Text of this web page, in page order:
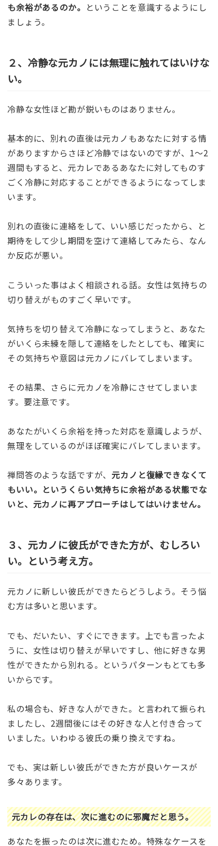
も余裕があるのか。 ということを意識するようにし
ましょう。
２、冷静な元カノには無理に触れてはいけな
い。
冷静な女性ほど勘が鋭いものはありません。
基本的に、別れの直後は元カノもあなたに対する情
がありますからさほど冷静ではないのですが、1〜2
週間もすると、元カレであるあなたに対してものす
ごく冷静に対応することができるようになってしま
います。
別れの直後に連絡をして、いい感じだったから、と
期待をして少し期間を空けて連絡してみたら、なん
か反応が悪い。
こういった事はよく相談される話。女性は気持ちの
切り替えがものすごく早いです。
気持ちを切り替えて冷静になってしまうと、あなた
がいくら未練を隠して連絡をしたとしても、確実に
その気持ちや意図は元カノにバレてしまいます。
その結果、さらに元カノを冷静にさせてしまいま
す。要注意です。
あなたがいくら余裕を持った対応を意識しようが、
無理をしているのがほぼ確実にバレてしまいます。
禅問答のような話ですが、 元カノと復縁できなくて
もいい。というくらい気持ちに余裕がある状態でな
いと、元カノに再アプローチはしてはいけません。
３、元カノに彼氏ができた方が、むしろい
い。という考え方。
元カノに新しい彼氏ができたらどうしよう。そう悩
む方は多いと思います。
でも、だいたい、すぐにできます。上でも言ったよ
うに、女性は切り替えが早いですし、他に好きな男
性ができたから別れる。というパターンもとても多
いからです。
私の場合も、好きな人ができた。と言われて振られ
ましたし、2週間後にはその好きな人と付き合って
いました。いわゆる彼氏の乗り換えですね。
でも、実は新しい彼氏ができた方が良いケースが
多々あります。
元カレの存在は、次に進むのに邪魔だと思う。
あなたを振ったのは次に進むため。特殊なケースを